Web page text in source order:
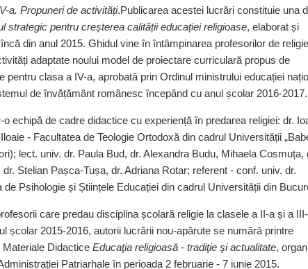
a. Propuneri de activități.Publicarea acestei lucrări constituie una
strategic pentru creșterea calității educației religioase, elaborat și
din anul 2015. Ghidul vine în întâmpinarea profesorilor de
adaptate noului model de proiectare curriculară propus de
pentru clasa a IV-a, aprobată prin Ordinul ministrului educației
de învățământ românesc începând cu anul școlar 2016-2017.
echipă de cadre didactice cu experiență în predarea religiei: dr.
- Facultatea de Teologie Ortodoxă din cadrul Universității
lect. univ. dr. Paula Bud, dr. Alexandra Budu, Mihaela Cosmuța,
Stelian Pașca-Tușa, dr. Adriana Rotar; referent - conf. univ. dr.
Psihologie și Științele Educației din cadrul Universității din
care predau disciplina școlară religie la clasele a II-a și a III-
școlar 2015-2016, autorii lucrării nou-apărute se numără printre
Didactice Educaţia religioasă - tradiţie şi actualitate,
Patriarhale în perioada 2 februarie - 7 iunie 2015.